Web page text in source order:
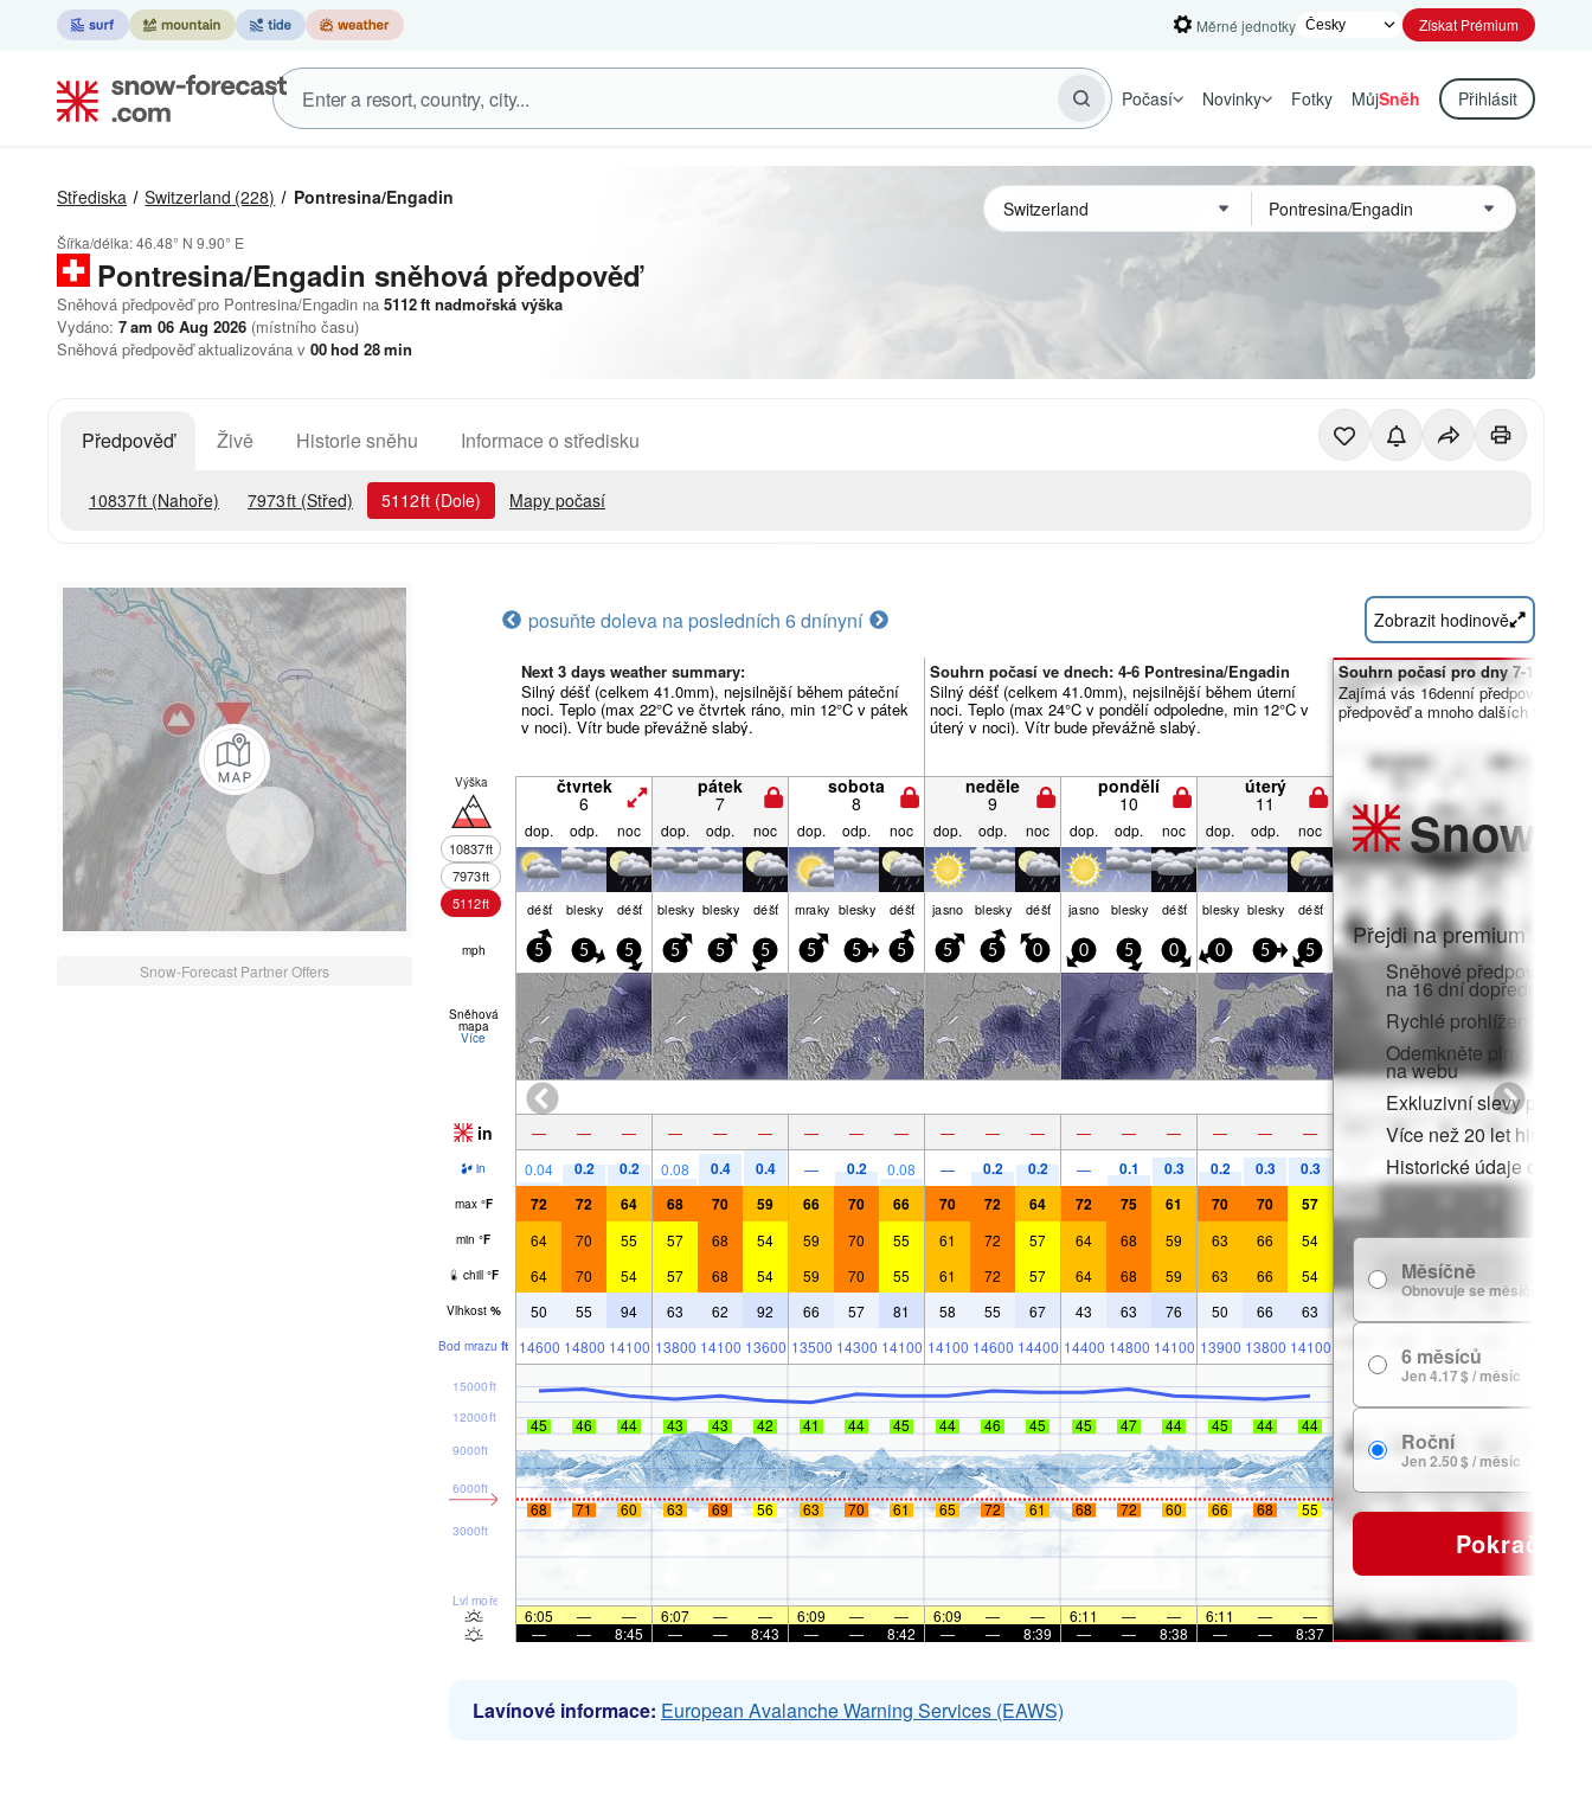
Měrné jednotky Získat Prémium
Počasí Novinky Fotky MůjSněh Přihlásit
Střediska Switzerland (228) Pontresina/Engadin
Šířka/délka:46.48° N 9.90° E
Pontresina/Engadin sněhová předpověď
Sněhová předpověď pro Pontresina/Engadin na 5112ft nadmořská výška
Vydáno: 7 am 06 Aug 2026 (místního času)
Sněhová předpověď aktualizována v 00hod 28min
Předpověď Živě Historie sněhu Informace o středisku
10837ft (Nahoře) 7973ft (Střed) 5112ft (Dole) Mapy počasí
Snow-Forecast Partner Offers
posuňte doleva na posledních 6 dnínyní Zobrazit hodinově
Next 3 days weather summary:
Silný déšť (celkem 41.0mm), nejsilnější během páteční
noci. Teplo (max 22°C ve čtvrtek ráno, min 12°C v pátek
v noci). Vítr bude převážně slabý.
Souhrn počasí ve dnech: 4-6 Pontresina/Engadin
Silný déšť (celkem 41.0mm), nejsilnější během úterní
noci. Teplo (max 24°C v pondělí odpoledne, min 12°C v
úterý v noci). Vítr bude převážně slabý.
Výška
10837ft
7973ft
5112ft
čtvrtek
6
pátek
7
sobota
8
neděle
9
pondělí
10
úterý
11
dop. odp. noc dop. odp. noc dop. odp. noc dop. odp. noc dop. odp. noc dop. odp. noc
déšť blesky déšť blesky blesky déšť mraky blesky déšť jasno blesky déšť jasno blesky déšť blesky blesky déšť
mph 5 5 5 5 5 5 5 5 5 5 5 0 0 5 0 0 5 5
Sněhová
mapa
Více
in — — — — — — — — — — — — — — — — — —
in 0.04 0.2 0.2 0.08 0.4 0.4 — 0.2 0.08 — 0.2 0.2 — 0.1 0.3 0.2 0.3 0.3
max °F 72 72 64 68 70 59 66 70 66 70 72 64 72 75 61 70 70 57
min °F 64 70 55 57 68 54 59 70 55 61 72 57 64 68 59 63 66 54
chill °F 64 70 54 57 68 54 59 70 55 61 72 57 64 68 59 63 66 54
Vlhkost % 50 55 94 63 62 92 66 57 81 58 55 67 43 63 76 50 66 63
Bod mrazu ft 14600 14800 14100 13800 14100 13600 13500 14300 14100 14100 14600 14400 14400 14800 14100 13900 13800 14100
Lvl moře
3000ft
6000ft
9000ft
12000ft
15000ft
45 46 44 43 43 42 41 44 45 44 46 45 45 47 44 45 44 44
68 71 60 63 69 56 63 70 61 65 72 61 68 72 60 66 68 55
6:05 — — 6:07 — — 6:09 — — 6:09 — — 6:11 — — 6:11 —
—
—
— 8:45 — — 8:43 — — 8:42 — — 8:39 — — 8:38 — — 8:37
Souhrn počasí pro dny 7-16:
Zajímá vás 16denní předpověď?
předpověď a mnoho dalších funkcí
Snow
Přejdi na premium a
Sněhové předpovědi
na 16 dní dopředu
Rychlé prohlížení bez
Odemkněte plný
na webu
Exkluzivní slevy pro
Více než 20 let historie
Historické údaje o
Měsíčně
Obnovuje se měsíčně
6 měsíců
Jen 4.17 $ / měsíc
Roční
Jen 2.50 $ / měsíc
Pokračovat
Lavínové informace: European Avalanche Warning Services (EAWS)